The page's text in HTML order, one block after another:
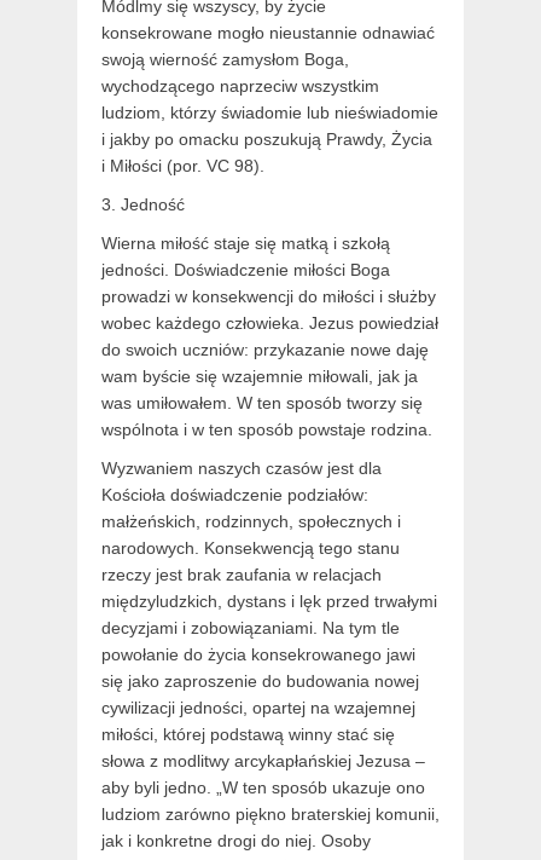
Módlmy się wszyscy, by życie
konsekrowane mogło nieustannie odnawiać
swoją wierność zamysłom Boga,
wychodzącego naprzeciw wszystkim
ludziom, którzy świadomie lub nieświadomie
i jakby po omacku poszukują Prawdy, Życia
i Miłości (por. VC 98).
3. Jedność
Wierna miłość staje się matką i szkołą
jedności. Doświadczenie miłości Boga
prowadzi w konsekwencji do miłości i służby
wobec każdego człowieka. Jezus powiedział
do swoich uczniów: przykazanie nowe daję
wam byście się wzajemnie miłowali, jak ja
was umiłowałem. W ten sposób tworzy się
wspólnota i w ten sposób powstaje rodzina.
Wyzwaniem naszych czasów jest dla
Kościoła doświadczenie podziałów:
małżeńskich, rodzinnych, społecznych i
narodowych. Konsekwencją tego stanu
rzeczy jest brak zaufania w relacjach
międzyludzkich, dystans i lęk przed trwałymi
decyzjami i zobowiązaniami. Na tym tle
powołanie do życia konsekrowanego jawi
się jako zaproszenie do budowania nowej
cywilizacji jedności, opartej na wzajemnej
miłości, której podstawą winny stać się
słowa z modlitwy arcykapłańskiej Jezusa –
aby byli jedno. „W ten sposób ukazuje ono
ludziom zarówno piękno braterskiej komunii,
jak i konkretne drogi do niej. Osoby